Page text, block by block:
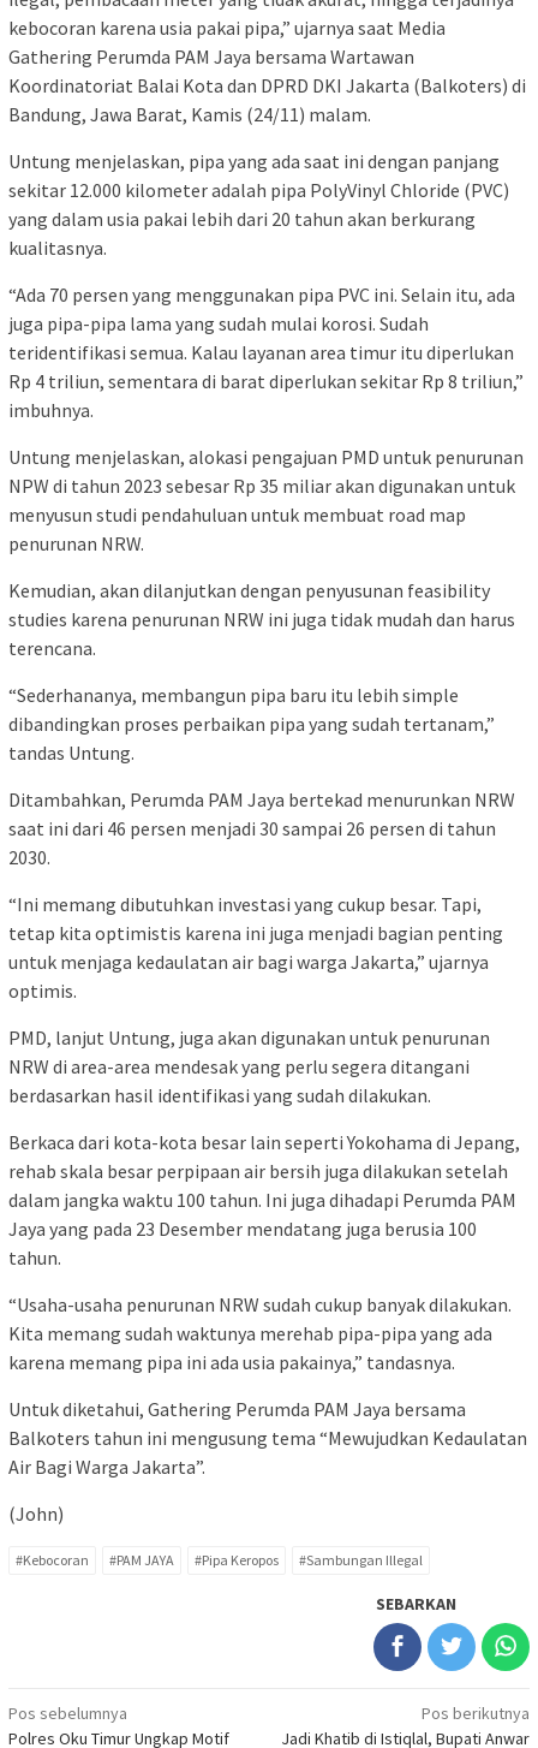
kebocoran karena usia pakai pipa,” ujarnya saat Media
Gathering Perumda PAM Jaya bersama Wartawan
Koordinatoriat Balai Kota dan DPRD DKI Jakarta (Balkoters) di
Bandung, Jawa Barat, Kamis (24/11) malam.
Untung menjelaskan, pipa yang ada saat ini dengan panjang
sekitar 12.000 kilometer adalah pipa PolyVinyl Chloride (PVC)
yang dalam usia pakai lebih dari 20 tahun akan berkurang
kualitasnya.
“Ada 70 persen yang menggunakan pipa PVC ini. Selain itu, ada
juga pipa-pipa lama yang sudah mulai korosi. Sudah
teridentifikasi semua. Kalau layanan area timur itu diperlukan
Rp 4 triliun, sementara di barat diperlukan sekitar Rp 8 triliun,”
imbuhnya.
Untung menjelaskan, alokasi pengajuan PMD untuk penurunan
NPW di tahun 2023 sebesar Rp 35 miliar akan digunakan untuk
menyusun studi pendahuluan untuk membuat road map
penurunan NRW.
Kemudian, akan dilanjutkan dengan penyusunan feasibility
studies karena penurunan NRW ini juga tidak mudah dan harus
terencana.
“Sederhananya, membangun pipa baru itu lebih simple
dibandingkan proses perbaikan pipa yang sudah tertanam,”
tandas Untung.
Ditambahkan, Perumda PAM Jaya bertekad menurunkan NRW
saat ini dari 46 persen menjadi 30 sampai 26 persen di tahun
2030.
“Ini memang dibutuhkan investasi yang cukup besar. Tapi,
tetap kita optimistis karena ini juga menjadi bagian penting
untuk menjaga kedaulatan air bagi warga Jakarta,” ujarnya
optimis.
PMD, lanjut Untung, juga akan digunakan untuk penurunan
NRW di area-area mendesak yang perlu segera ditangani
berdasarkan hasil identifikasi yang sudah dilakukan.
Berkaca dari kota-kota besar lain seperti Yokohama di Jepang,
rehab skala besar perpipaan air bersih juga dilakukan setelah
dalam jangka waktu 100 tahun. Ini juga dihadapi Perumda PAM
Jaya yang pada 23 Desember mendatang juga berusia 100
tahun.
“Usaha-usaha penurunan NRW sudah cukup banyak dilakukan.
Kita memang sudah waktunya merehab pipa-pipa yang ada
karena memang pipa ini ada usia pakainya,” tandasnya.
Untuk diketahui, Gathering Perumda PAM Jaya bersama
Balkoters tahun ini mengusung tema “Mewujudkan Kedaulatan
Air Bagi Warga Jakarta”.
(John)
#Kebocoran #PAM JAYA #Pipa Keropos #Sambungan Illegal
SEBARKAN
Navigasi
Pos sebelumnya
Polres Oku Timur Ungkap Motif
Pos berikutnya
Jadi Khatib di Istiqlal, Bupati Anwar